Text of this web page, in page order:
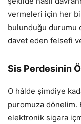
vermeleri için her
bulunduğu durumu
davet eden felsefi
Sis Perdesinin
O hâlde şimdiye
puromuza dönelim.
elektronik sigara